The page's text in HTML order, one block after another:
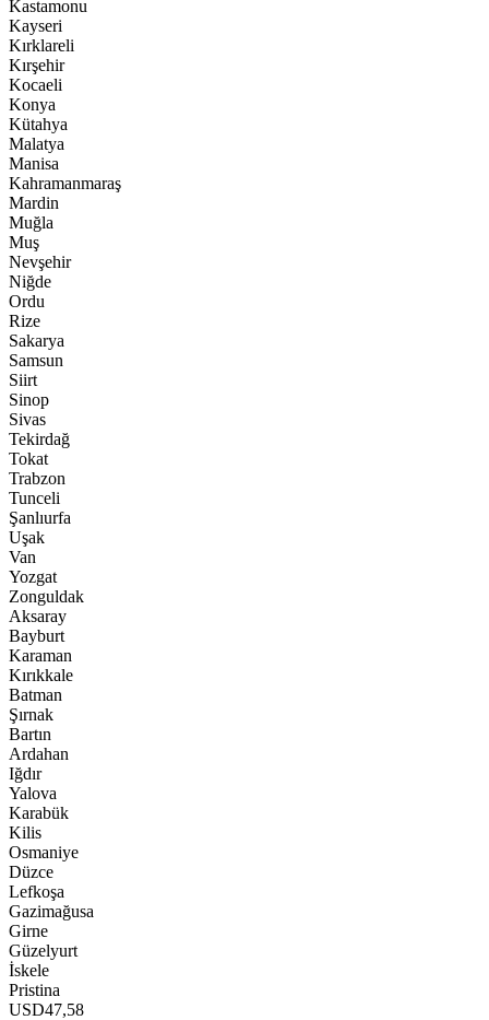
Kastamonu
Kayseri
Kırklareli
Kırşehir
Kocaeli
Konya
Kütahya
Malatya
Manisa
Kahramanmaraş
Mardin
Muğla
Muş
Nevşehir
Niğde
Ordu
Rize
Sakarya
Samsun
Siirt
Sinop
Sivas
Tekirdağ
Tokat
Trabzon
Tunceli
Şanlıurfa
Uşak
Van
Yozgat
Zonguldak
Aksaray
Bayburt
Karaman
Kırıkkale
Batman
Şırnak
Bartın
Ardahan
Iğdır
Yalova
Karabük
Kilis
Osmaniye
Düzce
Lefkoşa
Gazimağusa
Girne
Güzelyurt
İskele
Pristina
USD47,58